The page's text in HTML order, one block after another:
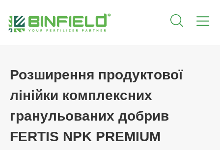
Розширення продуктової
лінійки комплексних
гранульованих добрив
FERTIS NPK PREMIUM